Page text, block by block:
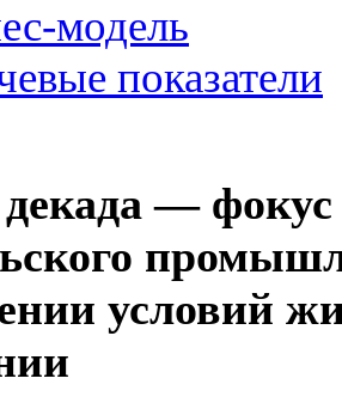
модель
показатели
— фокус
условий